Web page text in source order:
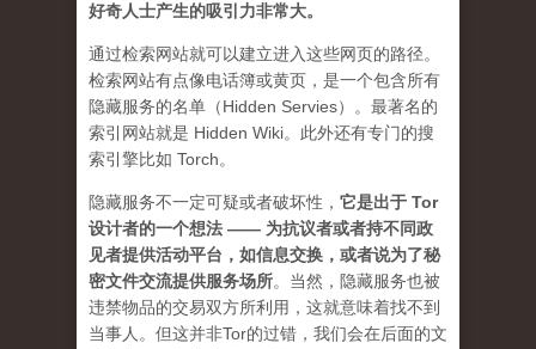
好奇人士产生的吸引力非常大。
通过检索网站就可以建立进入这些网页的路径。
检索网站有点像电话簿或黄页，是一个包含所有
隐藏服务的名单（Hidden Servies）。最著名的
索引网站就是 Hidden Wiki。此外还有专门的搜
索引擎比如 Torch。
隐藏服务不一定可疑或者破坏性， 它是出于 Tor
设计者的一个想法 —— 为抗议者或者持不同政
见者提供活动平台，如信息交换，或者说为了秘
密文件交流提供服务场所。 当然，隐藏服务也被
违禁物品的交易双方所利用，这就意味着找不到
当事人。但这并非Tor的过错，我们会在后面的文